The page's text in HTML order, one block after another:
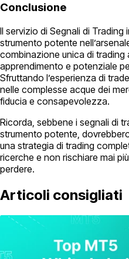
Conclusione
Il servizio di Segnali di Trading
strumento potente
combinazione unica di
apprendimento e potenziale
Sfruttando l’esperienza di
nelle complesse acque dei
fiducia e consapevolezza.
Ricorda, sebbene i segnali di
strumento potente,
una strategia di trading
ricerche e non rischiare mai
perdere.
Articoli consigliati